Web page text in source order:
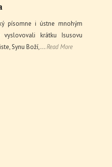
písomne i ústne mnohým
krátku Isusovu
Synu Boží,…Read More